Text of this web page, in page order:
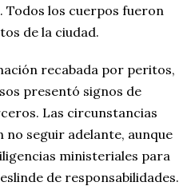
Todos los cuerpos fueron
de la ciudad.
recabada por peritos,
presentó signos de
Las circunstancias
no seguir adelante, aunque
ministeriales para
de responsabilidades.